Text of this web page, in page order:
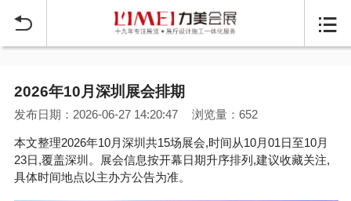
 
2026年10月深圳展会排期
发布日期：2026-06-27 14:20:47 浏览量：652
本文整理2026年10月深圳共15场展会,时间从10月01日至10月
23日,覆盖深圳。展会信息按开幕日期升序排列,建议收藏关注,
具体时间地点以主办方公告为准。